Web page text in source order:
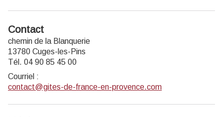
Contact
chemin de la Blanquerie
13780 Cuges-les-Pins
Tél. 04 90 85 45 00
Courriel :
contact@gites-de-france-en-provence.com